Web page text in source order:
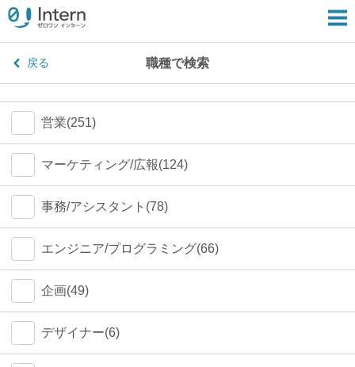
戻る 職種で検索
営業(251)
マーケティング/広報(124)
事務/アシスタント(78)
エンジニア/プログラミング(66)
企画(49)
デザイナー(6)